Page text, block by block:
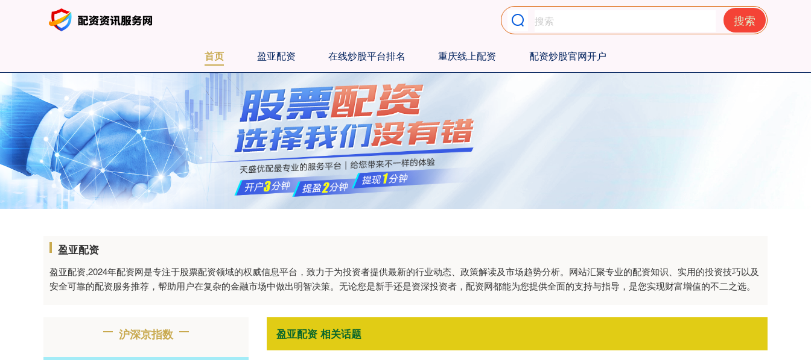
搜索
首页 盈亚配资 在线炒股平台排名 重庆线上配资 配资炒股官网开户
盈亚配资
盈亚配资,2024年配资网是专注于股票配资领域的权威信息平台，致力于为投资者提供最新的行业动态、政策解读及市场趋势分析。网站汇聚专业的配资知识、实用的投资技巧以及
安全可靠的配资服务推荐，帮助用户在复杂的金融市场中做出明智决策。无论您是新手还是资深投资者，配资网都能为您提供全面的支持与指导，是您实现财富增值的不二之选。
盈亚配资 相关话题
沪深京指数